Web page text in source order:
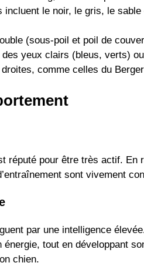
incluent le noir, le gris, le
(sous-poil et poil de
des yeux clairs (bleus, verts)
comme celles du
réputé pour être très actif.
sont vivement
par une intelligence
tout en développant
chien.